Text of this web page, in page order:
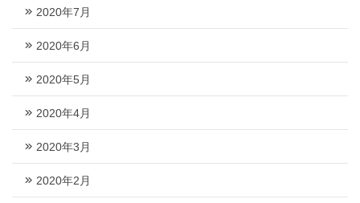
2020年7月
2020年6月
2020年5月
2020年4月
2020年3月
2020年2月